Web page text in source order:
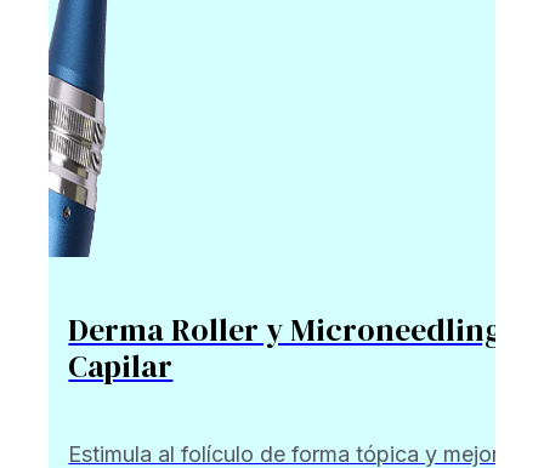
Derma Roller y Microneedling
Capilar
Estimula al folículo de forma tópica y mejora